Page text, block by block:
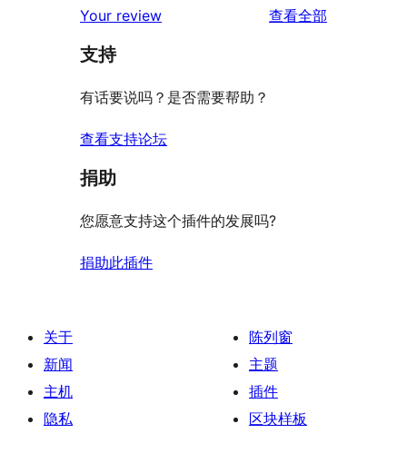
价
评
价
星
评
1
星
价
Your review 查看全部
支持
有话要说吗？是否需要帮助？
查看支持论坛
捐助
您愿意支持这个插件的发展吗?
捐助此插件
关于
新闻
主机
隐私
陈列窗
主题
插件
区块样板